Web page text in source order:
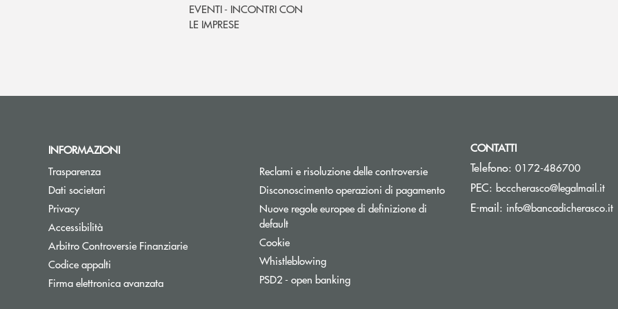
EVENTI - INCONTRI CON
LE IMPRESE
INFORMAZIONI
Trasparenza
Dati societari
Privacy
Accessibilità
Arbitro Controversie FinanziarieApre una nuova finestra
Codice appalti
Firma elettronica avanzata
Reclami e risoluzione delle controversie
Disconoscimento operazioni di pagamentoApre una nuova finestra
Nuove regole europee di definizione di
default
Cookie
Whistleblowing
PSD2 - open banking
CONTATTI
Telefono: 0172-486700
PEC: bcccherasco@legalmail.it(si
E-mail: info@bancadicherasco.it